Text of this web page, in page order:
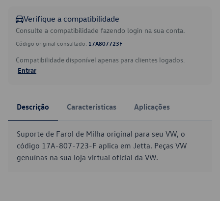
Verifique a compatibilidade
Consulte a compatibilidade fazendo login na sua conta.
Código original consultado: 17A807723F
Compatibilidade disponível apenas para clientes logados.
Entrar
Descrição Características Aplicações
Suporte de Farol de Milha original para seu VW, o
código 17A-807-723-F aplica em Jetta. Peças VW
genuínas na sua loja virtual oficial da VW.